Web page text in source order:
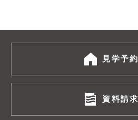
見学予約
資料請求